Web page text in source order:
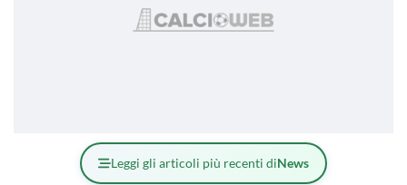
Leggi gli articoli più recenti diNews